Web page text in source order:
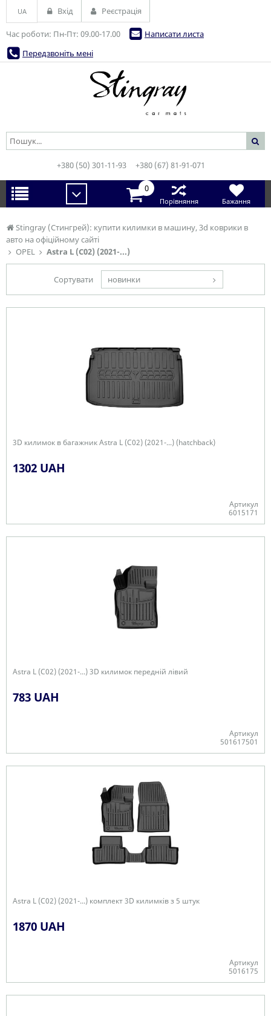
Stingray (Стингрей): купити килимки в машину, 3d коврики в
авто на офіційному сайті
OPEL
Astra L (C02) (2021-...)
Сортувати новинки
3D килимок в багажник Astra L (C02) (2021-...) (hatchback)
1302 UAH
Артикул
6015171
Astra L (C02) (2021-...) 3D килимок передній лівий
783 UAH
Артикул
501617501
Astra L (C02) (2021-...) комплект 3D килимків з 5 штук
1870 UAH
Артикул
5016175
Час роботи: Пн-Пт: 09.00-17.00
Написати листа
Передзвоніть мені
UA Вхід Реєстрація
+380 (50) 301-11-93 +380 (67) 81-91-071
0
Порівняння Бажання